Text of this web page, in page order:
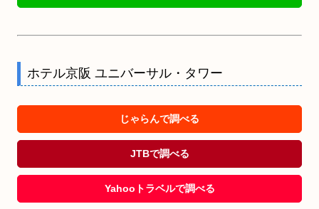
ホテル京阪 ユニバーサル・タワー
じゃらんで調べる
JTBで調べる
Yahooトラベルで調べる